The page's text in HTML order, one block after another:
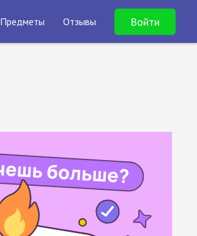
Предметы Отзывы Войти